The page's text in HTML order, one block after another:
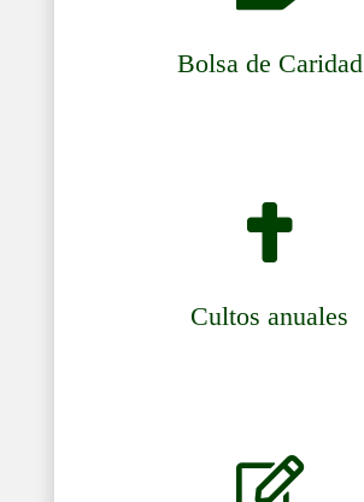
Bolsa de Caridad

Cultos anuales
